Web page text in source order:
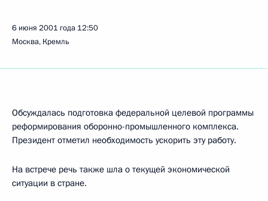
6 июня 2001 года 12:50
Москва, Кремль
Обсуждалась подготовка федеральной целевой программы
реформирования оборонно-промышленного комплекса.
Президент отметил необходимость ускорить эту работу.
На встрече речь также шла о текущей экономической
ситуации в стране.